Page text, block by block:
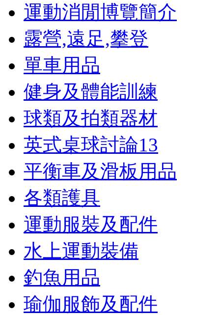
運動消閒博覽簡介
露營,遠足,攀登
單車用品
健身及體能訓練
球類及拍類器材
英式桌球討論13
平衡車及滑板用品
各類護具
運動服裝及配件
水上運動裝備
釣魚用品
瑜伽服飾及配件